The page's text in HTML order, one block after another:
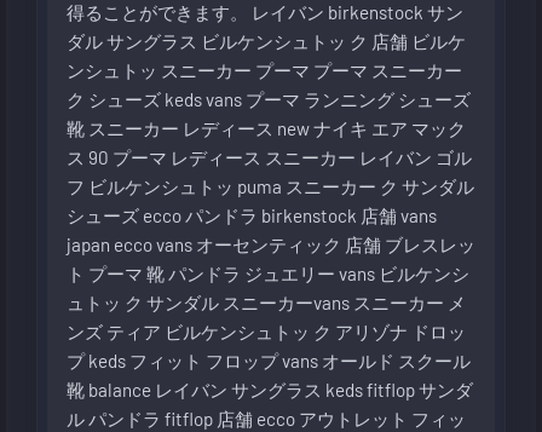
得ることができます。
レイバン birkenstock サン
ダルサングラス ビルケンシュトッ ク 店舗 ビルケ
ンシュトッ スニーカー プーマ プーマ スニーカー
ク シューズ kedsvans プーマ ランニング シューズ
靴 スニーカー レディース newナイキ エア マック
ス 90 プーマ レディース スニーカー レイバン ゴル
フ ビルケンシュトッ puma スニーカー ク サンダル
シューズ eccoパンドラ birkenstock 店舗vans
japan eccovans オーセンティック 店舗 ブレスレッ
ト プーマ 靴パンドラ ジュエリー vans ビルケンシ
ュトッ ク サンダル スニーカーvans スニーカー メ
ンズ ティア ビルケンシュトッ ク アリゾナ ドロッ
プkeds フィット フロップvans オールド スクール
靴 balance レイバン サングラス kedsfitflop サンダ
ルパンドラ fitflop 店舗 ecco アウトレット フィッ